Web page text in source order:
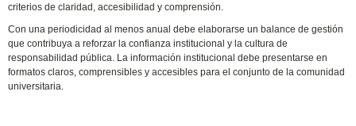
criterios de claridad, accesibilidad y comprensión.
Con una periodicidad al menos anual debe elaborarse un balance de gestión
que contribuya a reforzar la confianza institucional y la cultura de
responsabilidad pública. La información institucional debe presentarse en
formatos claros, comprensibles y accesibles para el conjunto de la comunidad
universitaria.